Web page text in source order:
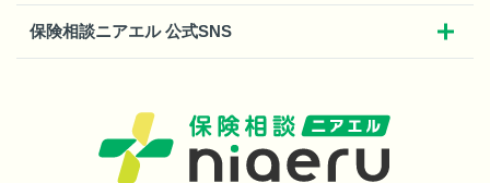
保険相談ニアエル 公式SNS